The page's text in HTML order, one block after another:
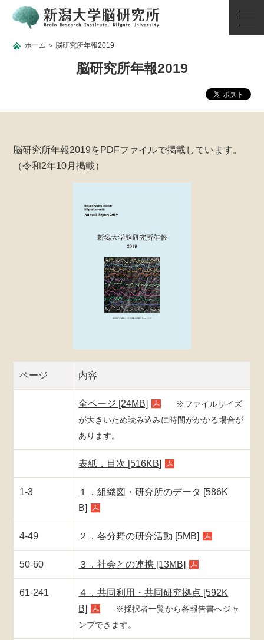
ホーム > 脳研究所年報2019
脳研究所年報2019
脳研究所年報2019をPDFファイルで掲載しています。
（令和2年10月掲載）
ページ 内容
全ページ [24MB]
※ファイルサイズ
が大きいため読み込みに時間がかかる場合が
あります。
表紙，目次 [516KB]
1-3
１．組織図・研究所のデータ [586K
B]
4-49 ２．各分野の研究活動 [5MB]
50-60 ３．社会との連携 [13MB]
61-241
４．共同利用・共同研究拠点 [592K
B]
※採択者一覧から各報告書へジャ
ンプできます。